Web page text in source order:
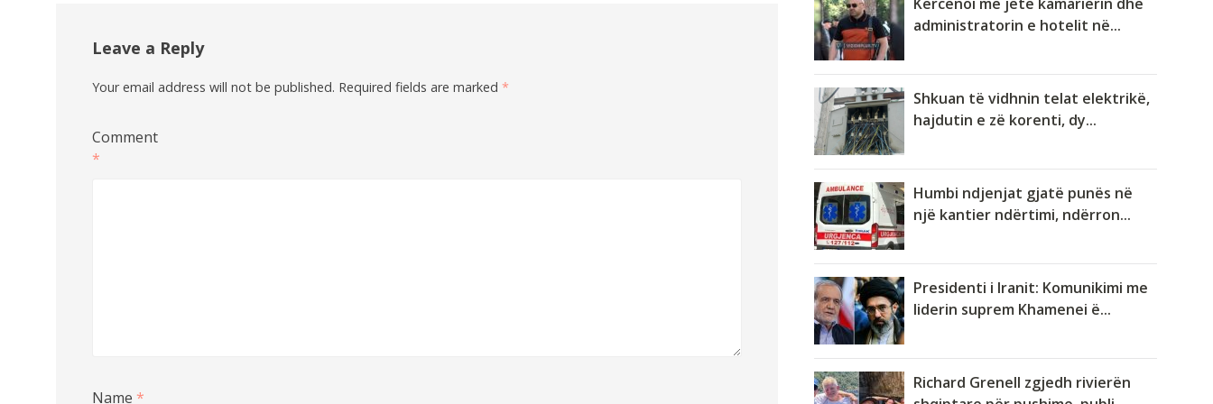
Leave a Reply
Your email address will not be published. Required fields are marked *
Comment
*
Name *
administratorin e hotelit në...
Shkuan të vidhnin telat elektrikë,
hajdutin e zë korenti, dy...
Humbi ndjenjat gjatë punës në
një kantier ndërtimi, ndërron...
Presidenti i Iranit: Komunikimi me
liderin suprem Khamenei ë...
Richard Grenell zgjedh rivierën